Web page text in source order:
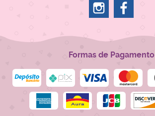
Formas de Pagamento